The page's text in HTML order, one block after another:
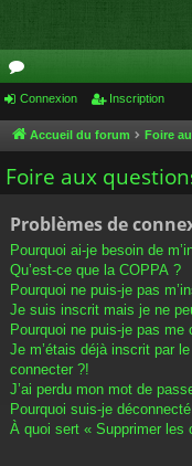
or
u
m
Connexion Inscription
Accueil du forum Foire
Foire aux
Problèmes de
Pourquoi ai-je besoin de
Qu’est-ce que la COPPA ?
Pourquoi ne puis-je pas
Je suis inscrit mais je ne
Pourquoi ne puis-je pas me
Je m’étais déjà inscrit par
connecter ?!
J’ai perdu mon mot de
Pourquoi suis-je
À quoi sert « Supprimer les